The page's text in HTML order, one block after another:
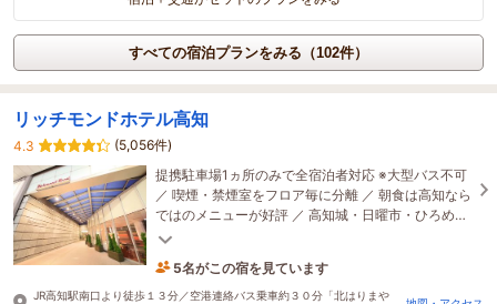
すべての宿泊プランをみる（102件）
リッチモンドホテル高知
4.3
(5,056件)
提携駐車場1ヵ所のみで全宿泊者対応 ※大型バス不可
／ 喫煙・禁煙室をフロア毎に分離 ／ 朝食は高知なら
ではのメニューが好評 ／ 高知城・日曜市・ひろめ市
場 が徒歩圏内
5名がこの宿を見ています
16分前に予約されました
JR高知駅南口より徒歩１３分／空港連絡バス乗車約３０分「北はりまや